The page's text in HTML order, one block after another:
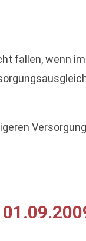
fallen, wenn